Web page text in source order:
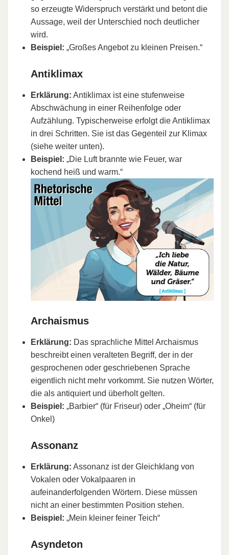
so erzeugte Widerspruch verstärkt und betont die
Aussage, weil der Unterschied noch deutlicher
wird.
Beispiel: „Großes Angebot zu kleinen Preisen.“
Antiklimax
Erklärung: Antiklimax ist eine stufenweise
Abschwächung in einer Reihenfolge oder
Aufzählung. Typischerweise erfolgt die Antiklimax
in drei Schritten. Sie ist das Gegenteil zur Klimax
(siehe weiter unten).
Beispiel: „Die Luft brannte wie Feuer, war
kochend heiß und warm.“
Archaismus
Erklärung: Das sprachliche Mittel Archaismus
beschreibt einen veralteten Begriff, der in der
gesprochenen oder geschriebenen Sprache
eigentlich nicht mehr vorkommt. Sie nutzen Wörter,
die als antiquiert und überholt gelten.
Beispiel: „Barbier“ (für Friseur) oder „Oheim“ (für
Onkel)
Assonanz
Erklärung: Assonanz ist der Gleichklang von
Vokalen oder Vokalpaaren in
aufeinanderfolgenden Wörtern. Diese müssen
nicht an einer bestimmten Position stehen.
Beispiel: „Mein kleiner feiner Teich“
Asyndeton